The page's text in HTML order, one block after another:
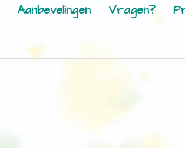
Aanbevelingen Vragen?